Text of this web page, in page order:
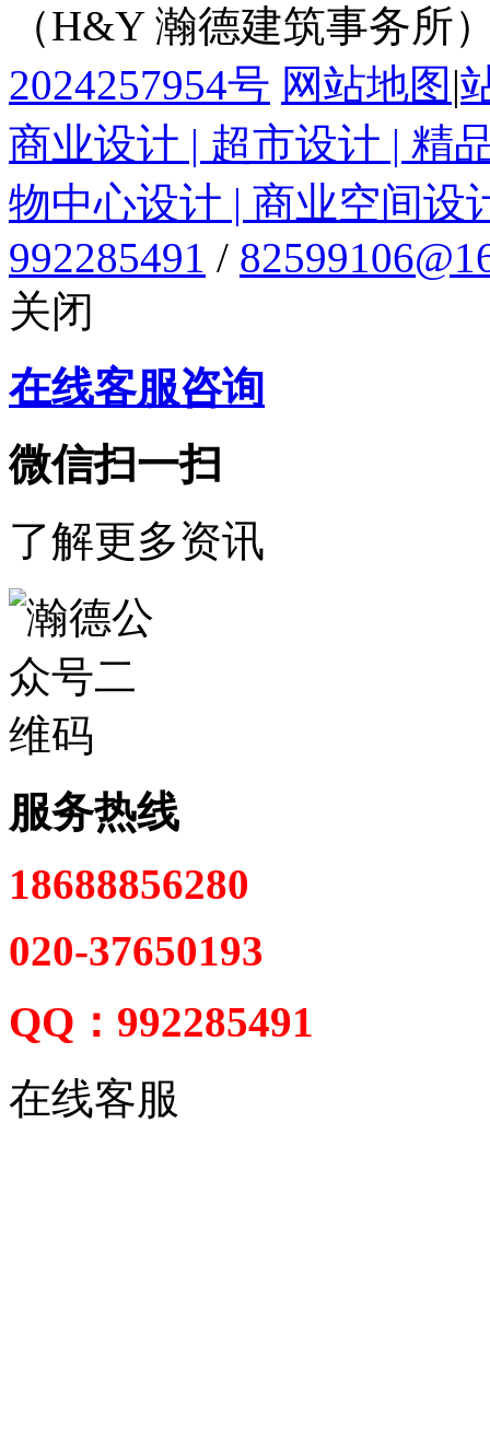
（H&Y 瀚德建筑事务所
2024257954号 网站地图 |
商业设计 | 超市设计 | 精
物中心设计 | 商业空间设
992285491 /
关闭
在线客服咨询
微信扫一扫
了解更多资讯
服务热线
18688856280
020-37650193
QQ：992285491
在线客服